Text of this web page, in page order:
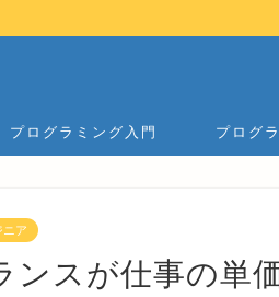
プログラミング入門 プログ
ニア
ンスが仕事の単